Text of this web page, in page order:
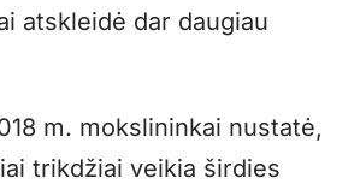
atskleidė dar daugiau
m. mokslininkai nustatė,
trikdžiai veikia širdies